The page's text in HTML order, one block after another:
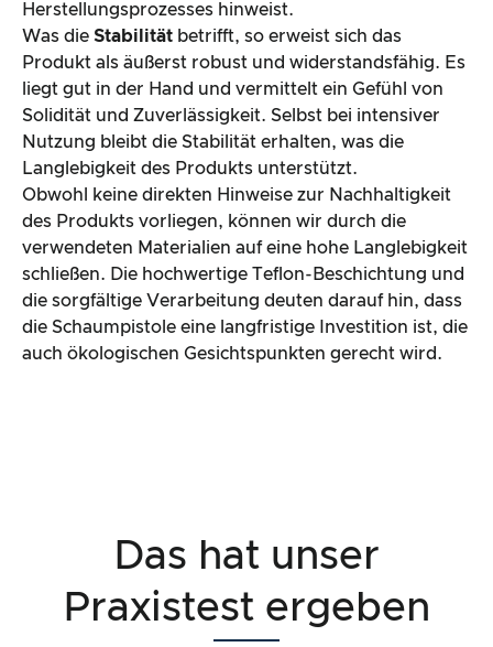
Herstellungsprozesses hinweist.
Was die Stabilität betrifft, so erweist sich das
Produkt als äußerst robust und widerstandsfähig. Es
liegt gut in der Hand und vermittelt ein Gefühl von
Solidität und Zuverlässigkeit. Selbst bei intensiver
Nutzung bleibt die Stabilität erhalten, was die
Langlebigkeit des Produkts unterstützt.
Obwohl keine direkten Hinweise zur Nachhaltigkeit
des Produkts vorliegen, können wir durch die
verwendeten Materialien auf eine hohe Langlebigkeit
schließen. Die hochwertige Teflon-Beschichtung und
die sorgfältige Verarbeitung deuten darauf hin, dass
die Schaumpistole eine langfristige Investition ist, die
auch ökologischen Gesichtspunkten gerecht wird.
Das hat unser
Praxistest ergeben